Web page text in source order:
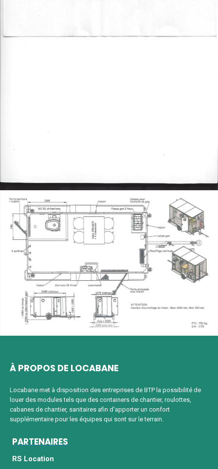
À PROPOS DE LOCABANE
Locabane met à disposition des entreprises de BTP la possibilité de
louer des modules tels que des containers de chantier, roulottes,
cabanes de chantier, sanitaires afin d'apporter un confort
supplémentaire pour les équipes qui sont sur le terrain.
PARTENAIRES
RS Location